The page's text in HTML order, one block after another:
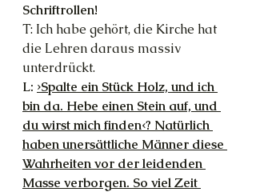
Schriftrollen!
T: Ich habe gehört, die Kirche hat
die Lehren daraus massiv
unterdrückt.
L: ›Spalte ein Stück Holz, und ich
bin da. Hebe einen Stein auf, und
du wirst mich finden‹? Natürlich
haben unersättliche Männer diese
Wahrheiten vor der leidenden
Masse verborgen. So viel Zeit